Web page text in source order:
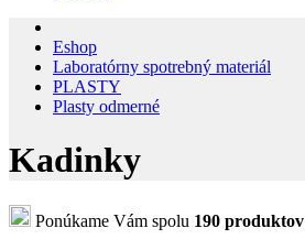
Eshop
Laboratórny spotrebný materiál
PLASTY
Plasty odmerné
Kadinky
Ponúkame Vám spolu 190 produktov